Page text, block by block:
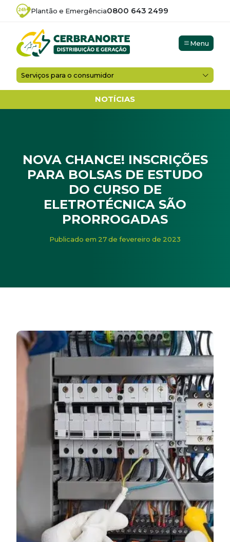
Plantão e Emergência0800 643 2499
Menu
Serviços para o consumidor
NOTÍCIAS
NOVA CHANCE! INSCRIÇÕES
PARA BOLSAS DE ESTUDO
DO CURSO DE
ELETROTÉCNICA SÃO
PRORROGADAS
Noticias / Nova chance! Inscrições para bolsas
Publicado em 27 de fevereiro de 2023